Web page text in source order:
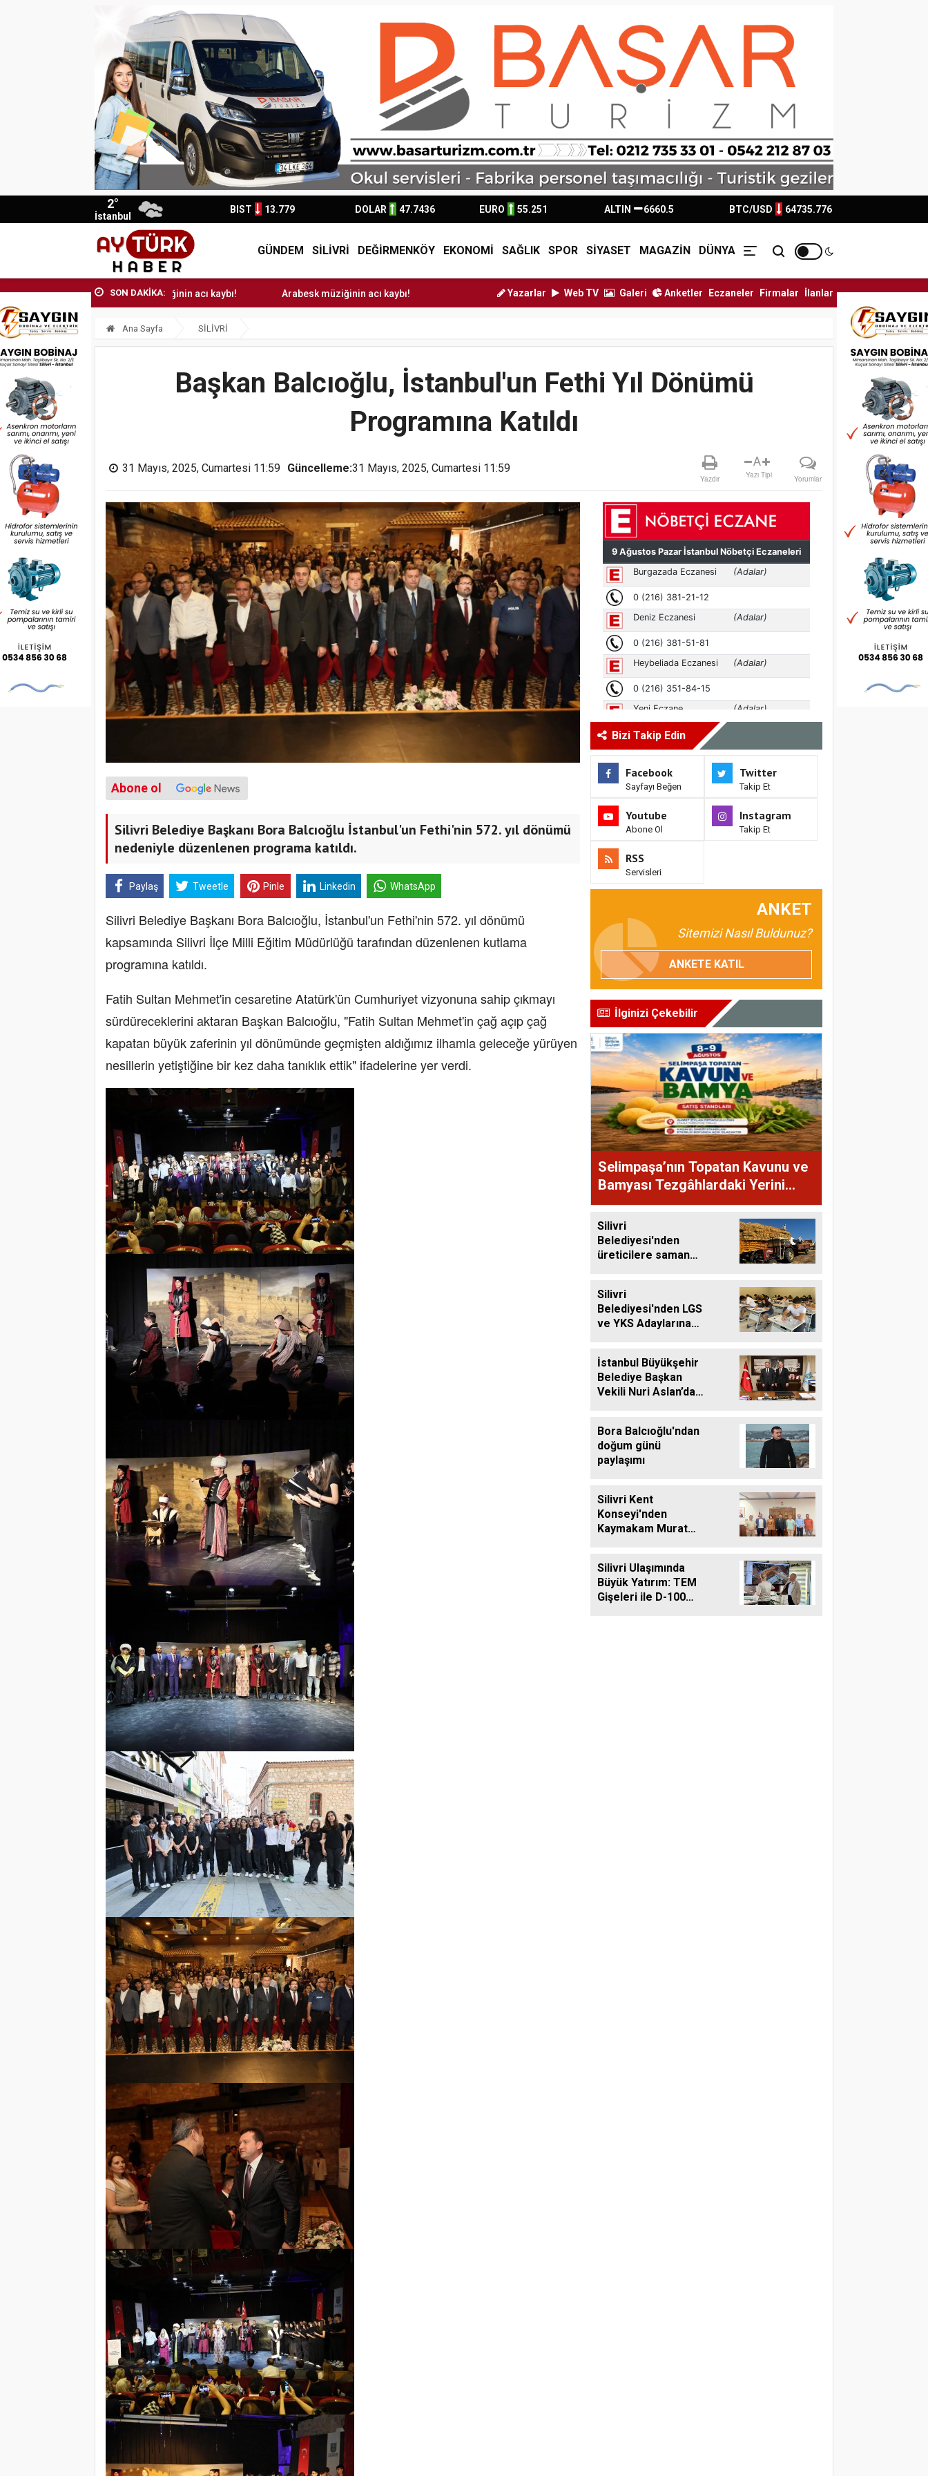
2°
İstanbul
BIST 13.779 DOLAR 47.7436 EURO 55.251 ALTIN 6660.5 BTC/USD 64735.776
GÜNDEM SİLİVRİ DEĞİRMENKÖY EKONOMİ SAĞLIK SPOR SİYASET MAGAZİN DÜNYA
SON DAKİKA:
Arabesk müziğinin acı kaybı! Arabesk müziğinin acı kaybı! Yazarlar Web TV Galeri Anketler Eczaneler Firmalar İlanlar
Ana Sayfa SİLİVRİ
Başkan Balcıoğlu, İstanbul'un Fethi Yıl Dönümü
Programına Katıldı
31 Mayıs, 2025, Cumartesi 11:59 Güncelleme:31 Mayıs, 2025, Cumartesi 11:59
Yazdır
A
Yazı Tipi Yorumlar
Abone ol
Silivri Belediye Başkanı Bora Balcıoğlu İstanbul'un Fethi'nin 572. yıl dönümü
nedeniyle düzenlenen programa katıldı.
Paylaş Tweetle Pinle Linkedin WhatsApp
Silivri Belediye Başkanı Bora Balcıoğlu, İstanbul'un Fethi'nin 572. yıl dönümü
kapsamında Silivri İlçe Milli Eğitim Müdürlüğü tarafından düzenlenen kutlama
programına katıldı.
Fatih Sultan Mehmet'in cesaretine Atatürk'ün Cumhuriyet vizyonuna sahip çıkmayı
sürdüreceklerini aktaran Başkan Balcıoğlu, "Fatih Sultan Mehmet'in çağ açıp çağ
kapatan büyük zaferinin yıl dönümünde geçmişten aldığımız ilhamla geleceğe yürüyen
nesillerin yetiştiğine bir kez daha tanıklık ettik" ifadelerine yer verdi.
Bizi Takip Edin
Facebook
Sayfayı Beğen
Twitter
Takip Et
Youtube
Abone Ol
Instagram
Takip Et
RSS
Servisleri
ANKET
Sitemizi Nasıl Buldunuz?
ANKETE KATIL
İlginizi Çekebilir
Selimpaşa’nın Topatan Kavunu ve
Bamyası Tezgâhlardaki Yerini
Alıyor
Silivri
Belediyesi'nden
üreticilere saman
Silivri
Belediyesi'nden LGS
ve YKS Adaylarına
İstanbul Büyükşehir
Belediye Başkan
Vekili Nuri Aslan’dan
Bora Balcıoğlu'ndan
doğum günü
paylaşımı
Silivri Kent
Konseyi'nden
Kaymakam Murat
Silivri Ulaşımında
Büyük Yatırım: TEM
Gişeleri ile D-100